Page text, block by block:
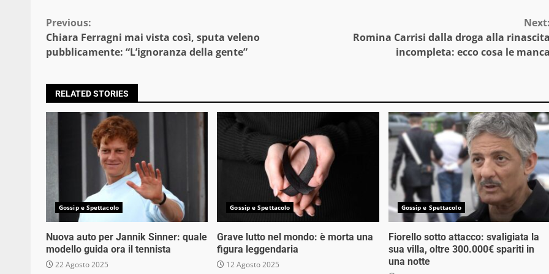
Continue
Reading
Previous:
Chiara Ferragni mai vista così, sputa veleno
pubblicamente: “L’ignoranza della gente”
Next:
Romina Carrisi dalla droga alla rinascita
incompleta: ecco cosa le manca
RELATED STORIES
Gossip e Spettacolo
Nuova auto per Jannik Sinner: quale
modello guida ora il tennista
22 Agosto 2025
Gossip e Spettacolo
Grave lutto nel mondo: è morta una
figura leggendaria
12 Agosto 2025
Gossip e Spettacolo
Fiorello sotto attacco: svaligiata la
sua villa, oltre 300.000€ spariti in
una notte